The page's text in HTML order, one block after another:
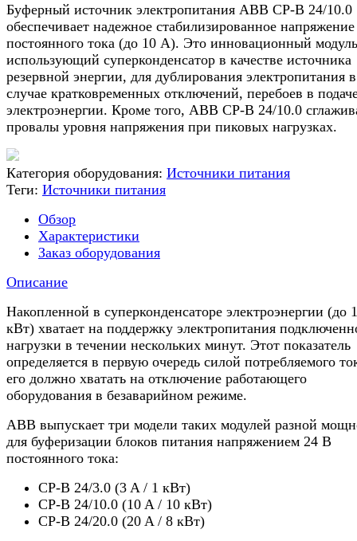
Буферный источник электропитания ABB CP-B 24/10.0
обеспечивает надежное стабилизированное
постоянного тока (до 10 А). Это инновационный
использующий суперконденсатор в качестве источника
резервной энергии, для дублирования электропитания в
случае кратковременных отключений, перебоев в
электроэнергии. Кроме того, ABB CP-B 24/10.0
провалы уровня напряжения при пиковых нагрузках.
Категория оборудования: Источники питания
Теги: Источники питания
Обзор
Характеристики
Заказ оборудования
Описание
Накопленной в суперконденсаторе электроэнергии (до
кВт) хватает на поддержку электропитания
нагрузки в течении нескольких минут. Этот показатель
определяется в первую очередь силой потребляемого
его должно хватать на отключение работающего
оборудования в безаварийном режиме.
ABB выпускает три модели таких модулей разной
для буферизации блоков питания напряжением 24 В
постоянного тока:
CP-B 24/3.0 (3 A / 1 кВт)
CP-B 24/10.0 (10 A / 10 кВт)
CP-B 24/20.0 (20 A / 8 кВт)